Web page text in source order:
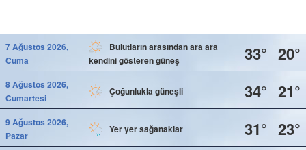
7 Ağustos 2026,
Cuma
Bulutların arasından ara ara
kendini gösteren güneş
33° 20°
8 Ağustos 2026,
Cumartesi
Çoğunlukla güneşli 34° 21°
9 Ağustos 2026,
Pazar
Yer yer sağanaklar 31° 23°